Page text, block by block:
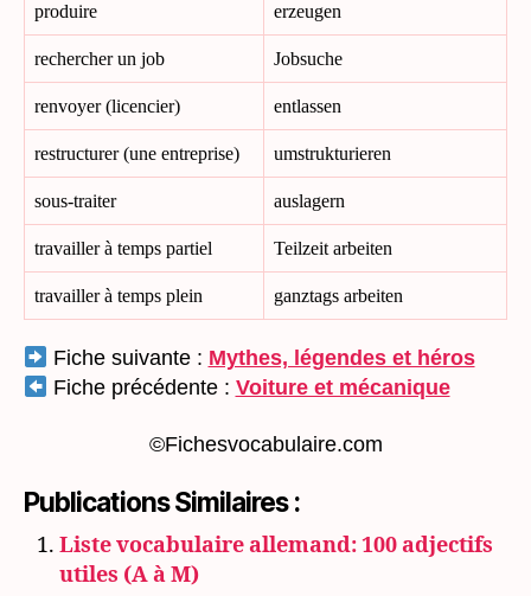
produire erzeugen
rechercher un job Jobsuche
renvoyer (licencier) entlassen
restructurer (une entreprise) umstrukturieren
sous-traiter auslagern
travailler à temps partiel Teilzeit arbeiten
travailler à temps plein ganztags arbeiten
Fiche suivante : Mythes, légendes et héros
Fiche précédente : Voiture et mécanique
©Fichesvocabulaire.com
Publications Similaires :
Liste vocabulaire allemand: 100 adjectifs
utiles (A à M)